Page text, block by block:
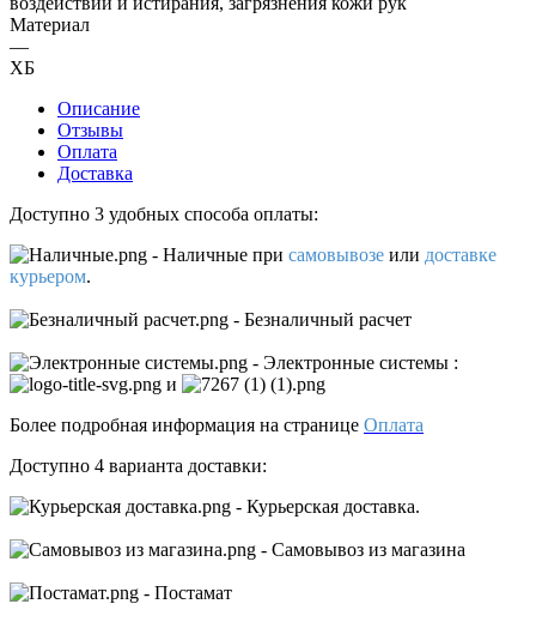
Материал
—
ХБ
Описание
Отзывы
Оплата
Доставка
Доступно 3 удобных способа оплаты:
- Наличные при самовывозе или доставке
курьером.
- Безналичный расчет
- Электронные системы :
и
Более подробная информация на странице Оплата
Доступно 4 варианта доставки:
- Курьерская доставка.
- Самовывоз из магазина
- Постамат